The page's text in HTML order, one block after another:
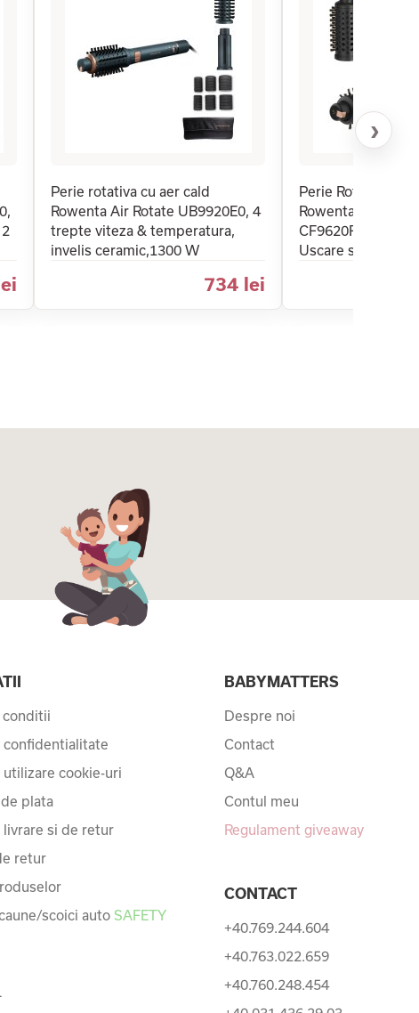
Perie rotativa cu aer cald
Rowenta Air Rotate UB9920E0, 4
trepte viteza & temperatura,
invelis ceramic,1300 W
734 lei
Perie Rotativa cu
Rowenta Ultimate
CF9620F0,
Uscare si Coafare
›
conditii
confidentialitate
utilizare cookie-uri
plata
livrare si de retur
retur
scoici auto SAFETY
BABYMATTERS
Despre noi
Contact
Q&A
Contul meu
Regulament giveaway
CONTACT
+40.769.244.604
+40.763.022.659
+40.760.248.454